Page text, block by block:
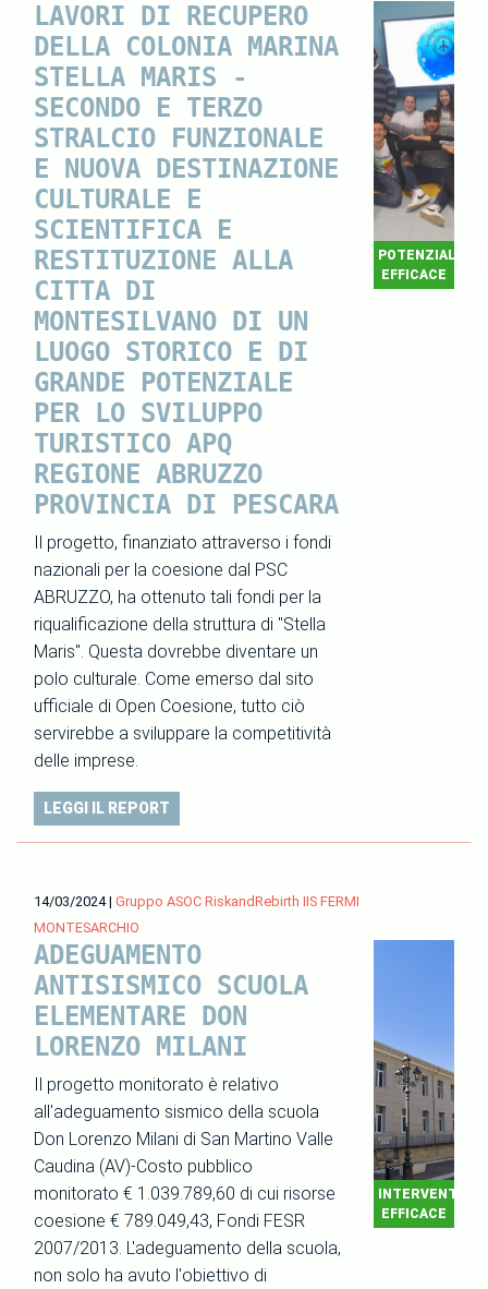
LAVORI DI RECUPERO
DELLA COLONIA MARINA
STELLA MARIS -
SECONDO E TERZO
STRALCIO FUNZIONALE
E NUOVA DESTINAZIONE
CULTURALE E
SCIENTIFICA E
RESTITUZIONE ALLA
CITTA DI
MONTESILVANO DI UN
LUOGO STORICO E DI
GRANDE POTENZIALE
PER LO SVILUPPO
TURISTICO APQ
REGIONE ABRUZZO
PROVINCIA DI PESCARA
Il progetto, finanziato attraverso i fondi
nazionali per la coesione dal PSC
ABRUZZO, ha ottenuto tali fondi per la
riqualificazione della struttura di "Stella
Maris". Questa dovrebbe diventare un
polo culturale. Come emerso dal sito
ufficiale di Open Coesione, tutto ciò
servirebbe a sviluppare la competitività
delle imprese.
EFFICACE
LEGGI IL REPORT
14/03/2024| Gruppo ASOC RiskandRebirth IIS FERMI
MONTESARCHIO
ADEGUAMENTO
ANTISISMICO SCUOLA
ELEMENTARE DON
LORENZO MILANI
Il progetto monitorato è relativo
all'adeguamento sismico della scuola
Don Lorenzo Milani di San Martino Valle
Caudina (AV)-Costo pubblico
monitorato € 1.039.789,60 di cui risorse
coesione € 789.049,43, Fondi FESR
2007/2013. L'adeguamento della scuola,
non solo ha avuto l'obiettivo di
INTERVENTO
EFFICACE